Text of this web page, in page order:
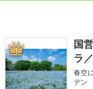
1
国
ラ
春空
デン